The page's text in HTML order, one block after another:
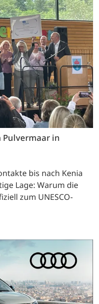
Pulvermaar in
bis nach Kenia
Lage: Warum die
zum UNESCO-